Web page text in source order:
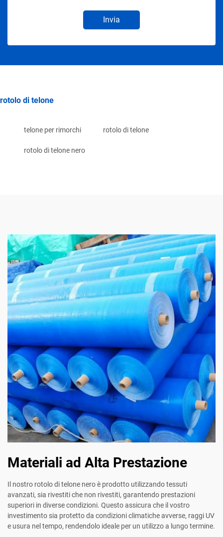
Invia
rotolo di telone
telone per rimorchi rotolo di telone
rotolo di telone nero
Materiali ad Alta Prestazione
Il nostro rotolo di telone nero è prodotto utilizzando tessuti
avanzati, sia rivestiti che non rivestiti, garantendo prestazioni
superiori in diverse condizioni. Questo assicura che il vostro
investimento sia protetto da condizioni climatiche avverse, raggi UV
e usura nel tempo, rendendolo ideale per un utilizzo a lungo termine.